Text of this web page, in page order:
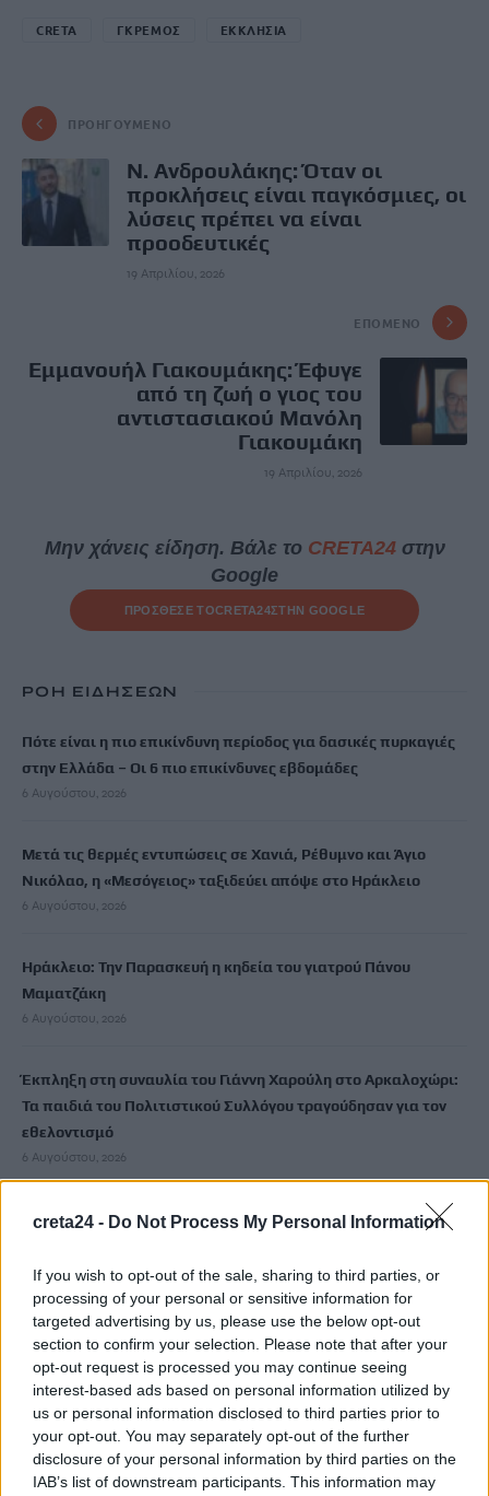
creta24 - Do Not Process My Personal Information
If you wish to opt-out of the sale, sharing to third parties, or
processing of your personal or sensitive information for
targeted advertising by us, please use the below opt-out
section to confirm your selection. Please note that after your
opt-out request is processed you may continue seeing
interest-based ads based on personal information utilized by
us or personal information disclosed to third parties prior to
your opt-out. You may separately opt-out of the further
disclosure of your personal information by third parties on the
IAB’s list of downstream participants. This information may
CRETA ΓΚΡΕΜΟΣ ΕΚΚΛΗΣΙΑ
ΠΡΟΗΓΟΎΜΕΝΟ
N. Ανδρουλάκης: Όταν οι
προκλήσεις είναι παγκόσμιες, οι
λύσεις πρέπει να είναι
προοδευτικές
19 Απριλίου, 2026
ΕΠΌΜΕΝΟ
Εμμανουήλ Γιακουμάκης: Έφυγε
από τη ζωή ο γιος του
αντιστασιακού Μανόλη
Γιακουμάκη
19 Απριλίου, 2026
Μην χάνεις είδηση. Βάλε το CRETA24στην
Google
ΠΡΟΣΘΕΣΕ ΤΟCRETA24ΣΤΗΝ GOOGLE
ΡΟΗ ΕΙΔΗΣΕΩΝ
Πότε είναι η πιο επικίνδυνη περίοδος για δασικές πυρκαγιές
στην Ελλάδα – Οι 6 πιο επικίνδυνες εβδομάδες
6 Αυγούστου, 2026
Μετά τις θερμές εντυπώσεις σε Χανιά, Ρέθυμνο και Άγιο
Νικόλαο, η «Μεσόγειος» ταξιδεύει απόψε στο Ηράκλειο
6 Αυγούστου, 2026
Ηράκλειο: Την Παρασκευή η κηδεία του γιατρού Πάνου
Μαματζάκη
6 Αυγούστου, 2026
Έκπληξη στη συναυλία του Γιάννη Χαρούλη στο Αρκαλοχώρι:
Τα παιδιά του Πολιτιστικού Συλλόγου τραγούδησαν για τον
εθελοντισμό
6 Αυγούστου, 2026
Τελευταίο μπάνιο για έναν άνδρα σε παραλία της
6 Αυγούστου, 2026
MINOAN LINES: Ταξιδεύουμε στη Μήλο με εκπτώσεις έως 50%
Τροχαίο στο ΙΤΕ: Μαζεύουν υπογραφές ζητώντας το
αυτονόητο!
6 Αυγούστου, 2026